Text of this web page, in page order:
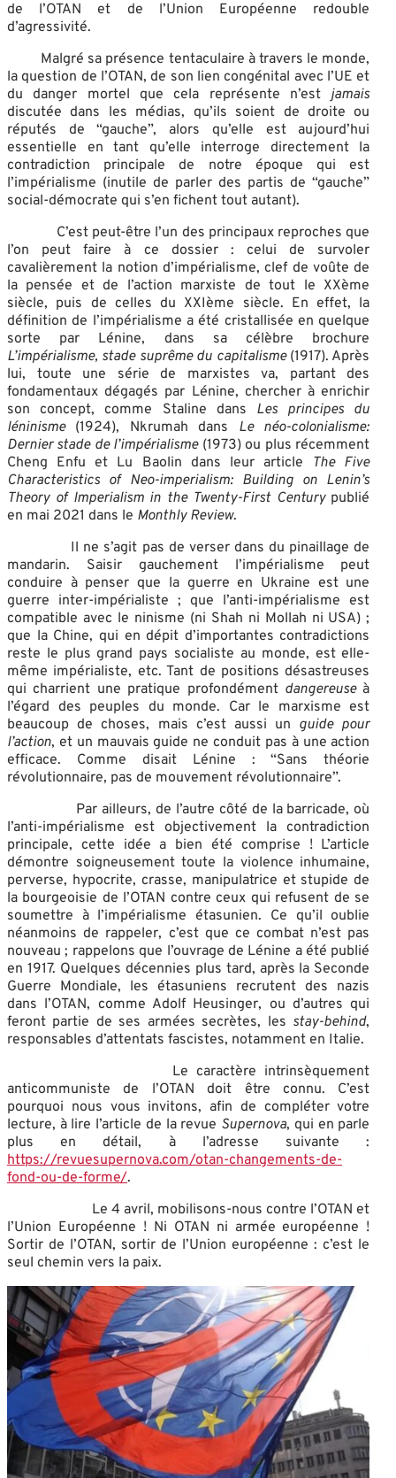
de l’OTAN et de l’Union Européenne redouble
d’agressivité.
Malgré sa présence tentaculaire à travers le monde,
la question de l’OTAN, de son lien congénital avec l’UE et
du danger mortel que cela représente n’est jamais
discutée dans les médias, qu’ils soient de droite ou
réputés de “gauche”, alors qu’elle est aujourd’hui
essentielle en tant qu’elle interroge directement la
contradiction principale de notre époque qui est
l’impérialisme (inutile de parler des partis de “gauche”
social-démocrate qui s’en fichent tout autant).
C’est peut-être l’un des principaux reproches que
l’on peut faire à ce dossier : celui de survoler
cavalièrement la notion d’impérialisme, clef de voûte de
la pensée et de l’action marxiste de tout le XXème
siècle, puis de celles du XXIème siècle. En effet, la
définition de l’impérialisme a été cristallisée en quelque
sorte par Lénine, dans sa célèbre brochure
L’impérialisme, stade suprême du capitalisme(1917). Après
lui, toute une série de marxistes va, partant des
fondamentaux dégagés par Lénine, chercher à enrichir
son concept, comme Staline dans Les principes du
léninisme (1924), Nkrumah dans Le néo-colonialisme:
Dernier stade de l’impérialisme (1973) ou plus récemment
Cheng Enfu et Lu Baolin dans leur article The Five
Characteristics of Neo-imperialism: Building on Lenin’s
Theory of Imperialism in the Twenty-First Centurypublié
en mai 2021 dans le Monthly Review.
Il ne s’agit pas de verser dans du pinaillage de
mandarin. Saisir gauchement l’impérialisme peut
conduire à penser que la guerre en Ukraine est une
guerre inter-impérialiste ; que l’anti-impérialisme est
compatible avec le ninisme (ni Shah ni Mollah ni USA) ;
que la Chine, qui en dépit d’importantes contradictions
reste le plus grand pays socialiste au monde, est elle-
même impérialiste, etc. Tant de positions désastreuses
qui charrient une pratique profondément dangereuseà
l’égard des peuples du monde. Car le marxisme est
beaucoup de choses, mais c’est aussi un guide pour
l’action, et un mauvais guide ne conduit pas à une action
efficace. Comme disait Lénine : “Sans théorie
révolutionnaire, pas de mouvement révolutionnaire”.
Par ailleurs, de l’autre côté de la barricade, où
l’anti-impérialisme est objectivement la contradiction
principale, cette idée a bien été comprise ! L’article
démontre soigneusement toute la violence inhumaine,
perverse, hypocrite, crasse, manipulatrice et stupide de
la bourgeoisie de l’OTAN contre ceux qui refusent de se
soumettre à l’impérialisme étasunien. Ce qu’il oublie
néanmoins de rappeler, c’est que ce combat n’est pas
nouveau ; rappelons que l’ouvrage de Lénine a été publié
en 1917. Quelques décennies plus tard, après la Seconde
Guerre Mondiale, les étasuniens recrutent des nazis
dans l’OTAN, comme Adolf Heusinger, ou d’autres qui
feront partie de ses armées secrètes, les stay-behind,
responsables d’attentats fascistes, notamment en Italie.
Le caractère intrinsèquement
anticommuniste de l’OTAN doit être connu. C’est
pourquoi nous vous invitons, afin de compléter votre
lecture, à lire l’article de la revue Supernova, qui en parle
plus en détail, à l’adresse suivante :
https://revuesupernova.com/otan-changements-de-
fond-ou-de-forme/.
Le 4 avril, mobilisons-nous contre l’OTAN et
l’Union Européenne ! Ni OTAN ni armée européenne !
Sortir de l’OTAN, sortir de l’Union européenne : c’est le
seul chemin vers la paix.